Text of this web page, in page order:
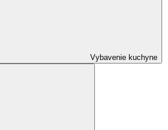
Vybavenie kuchyne